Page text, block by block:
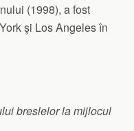
(1998), a fost
şi Los Angeles în
breslelor la mijlocul